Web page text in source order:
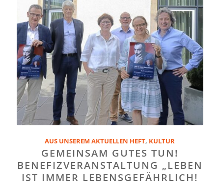
AUS UNSEREM AKTUELLEN HEFT, KULTUR
GEMEINSAM GUTES TUN!
BENEFIZVERANSTALTUNG „LEBEN
IST IMMER LEBENSGEFÄHRLICH!